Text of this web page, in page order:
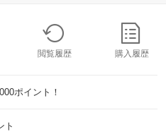
閲覧履歴 購入履歴
ポイント！
ト